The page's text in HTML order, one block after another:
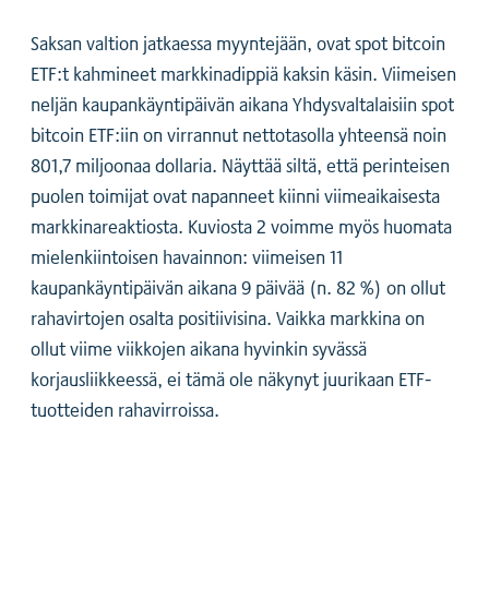
Saksan valtion jatkaessa myyntejään, ovat spot bitcoin
ETF:t kahmineet markkinadippiä kaksin käsin. Viimeisen
neljän kaupankäyntipäivän aikana Yhdysvaltalaisiin spot
bitcoin ETF:iin on virrannut nettotasolla yhteensä noin
801,7 miljoonaa dollaria. Näyttää siltä, että perinteisen
puolen toimijat ovat napanneet kiinni viimeaikaisesta
markkinareaktiosta. Kuviosta 2 voimme myös huomata
mielenkiintoisen havainnon: viimeisen 11
kaupankäyntipäivän aikana 9 päivää (n. 82 %) on ollut
rahavirtojen osalta positiivisina. Vaikka markkina on
ollut viime viikkojen aikana hyvinkin syvässä
korjausliikkeessä, ei tämä ole näkynyt juurikaan ETF-
tuotteiden rahavirroissa.